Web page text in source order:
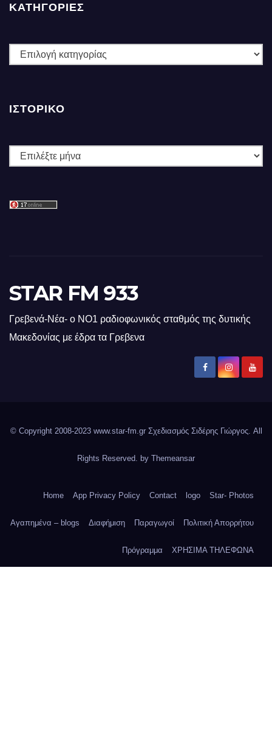
ΚΑΤΗΓΟΡΙΕΣ
ΚΑΤΗΓΟΡΙΕΣ
ΙΣΤΟΡΙΚΌ
Ιστορικό
STAR FM 933
Γρεβενά-Νέα- ο ΝΟ1 ραδιοφωνικός σταθμός της δυτικής
Μακεδονίας με έδρα τα Γρεβενα
© Copyright 2008-2023 www.star-fm.gr Σχεδιασμός Σιδέρης Γιώργος. All
Rights Reserved. by Themeansar
Home App Privacy Policy Contact logo Star- Photos
Αγαπημένα – blogs Διαφήμιση Παραγωγοί Πολιτική Απορρήτου
Πρόγραμμα ΧΡΗΣΙΜΑ ΤΗΛΕΦΩΝΑ